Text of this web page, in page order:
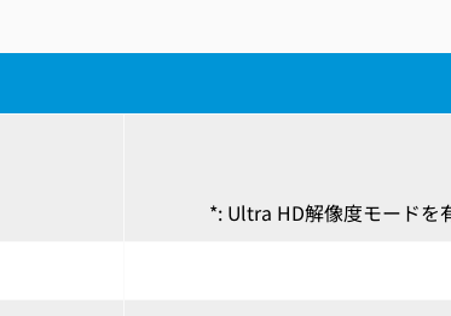
*: Ultra HD解像度モードを